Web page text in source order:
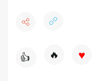
👍 🔥 ♥